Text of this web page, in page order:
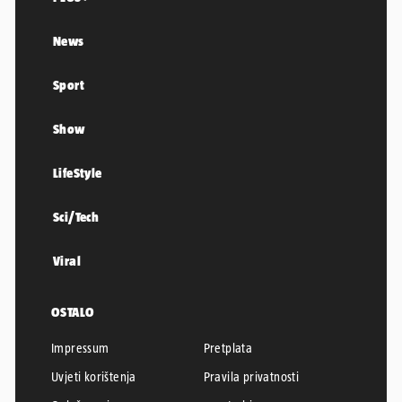
News
Sport
Show
LifeStyle
Sci/Tech
Viral
OSTALO
Impressum
Pretplata
Uvjeti korištenja
Pravila privatnosti